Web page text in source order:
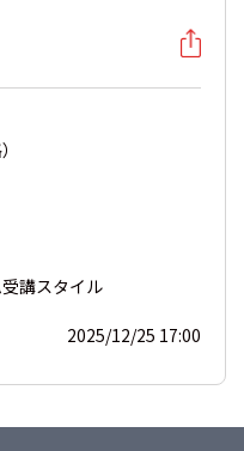
受講スタイル
2025/12/25 17:00